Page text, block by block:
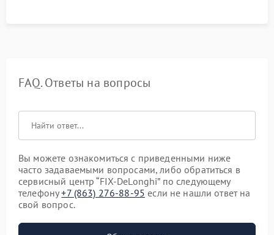
FAQ. Ответы на вопросы
Вы можете ознакомиться с приведенными ниже
часто задаваемыми вопросами, либо обратиться в
сервисный центр “FIX-DeLonghi” по следующему
телефону+7 (863) 276-88-95 если не нашли ответ на
свой вопрос.